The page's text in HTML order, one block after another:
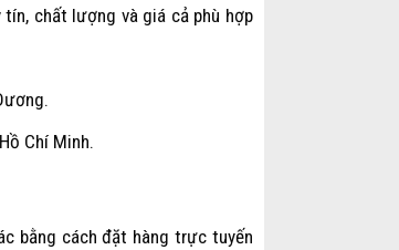
chất lượng và giá cả phù hợp
Chí Minh.
bằng cách đặt hàng trực tuyến